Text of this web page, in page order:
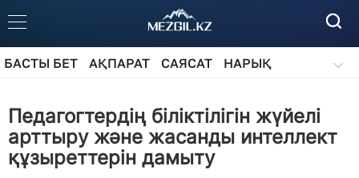
БАСТЫ БЕТ АҚПАРАТ САЯСАТ
НАРЫҚ
Педагогтердің біліктілігін жүйелі
арттыру және жасанды интеллект
құзыреттерін дамыту